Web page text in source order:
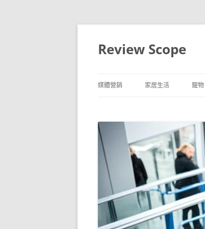
跳
要
內
Review Scope
媒體營銷 家居生活 寵物